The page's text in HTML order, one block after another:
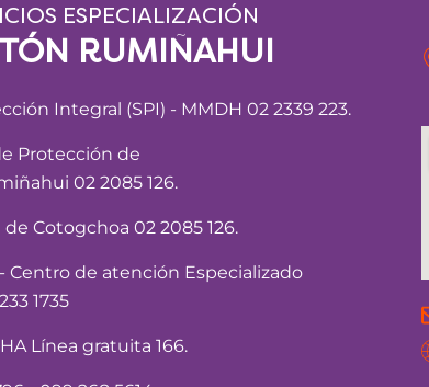
ESPECIALIZACIÓN
RUMIÑAHUI
Integral (SPI) - MMDH 02 2339 223.
Protección de
02 2085 126.
Cotogchoa 02 2085 126.
Centro de atención Especializado
1735
Línea gratuita 166.